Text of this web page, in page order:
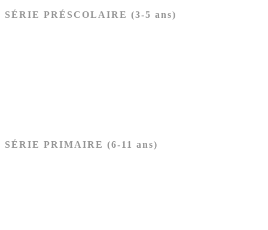
SÉRIE PRÉSCOLAIRE (3-5 ans)
SÉRIE PRIMAIRE (6-11 ans)